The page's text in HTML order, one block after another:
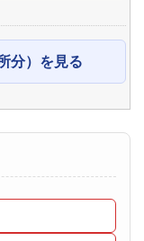
分）を見る